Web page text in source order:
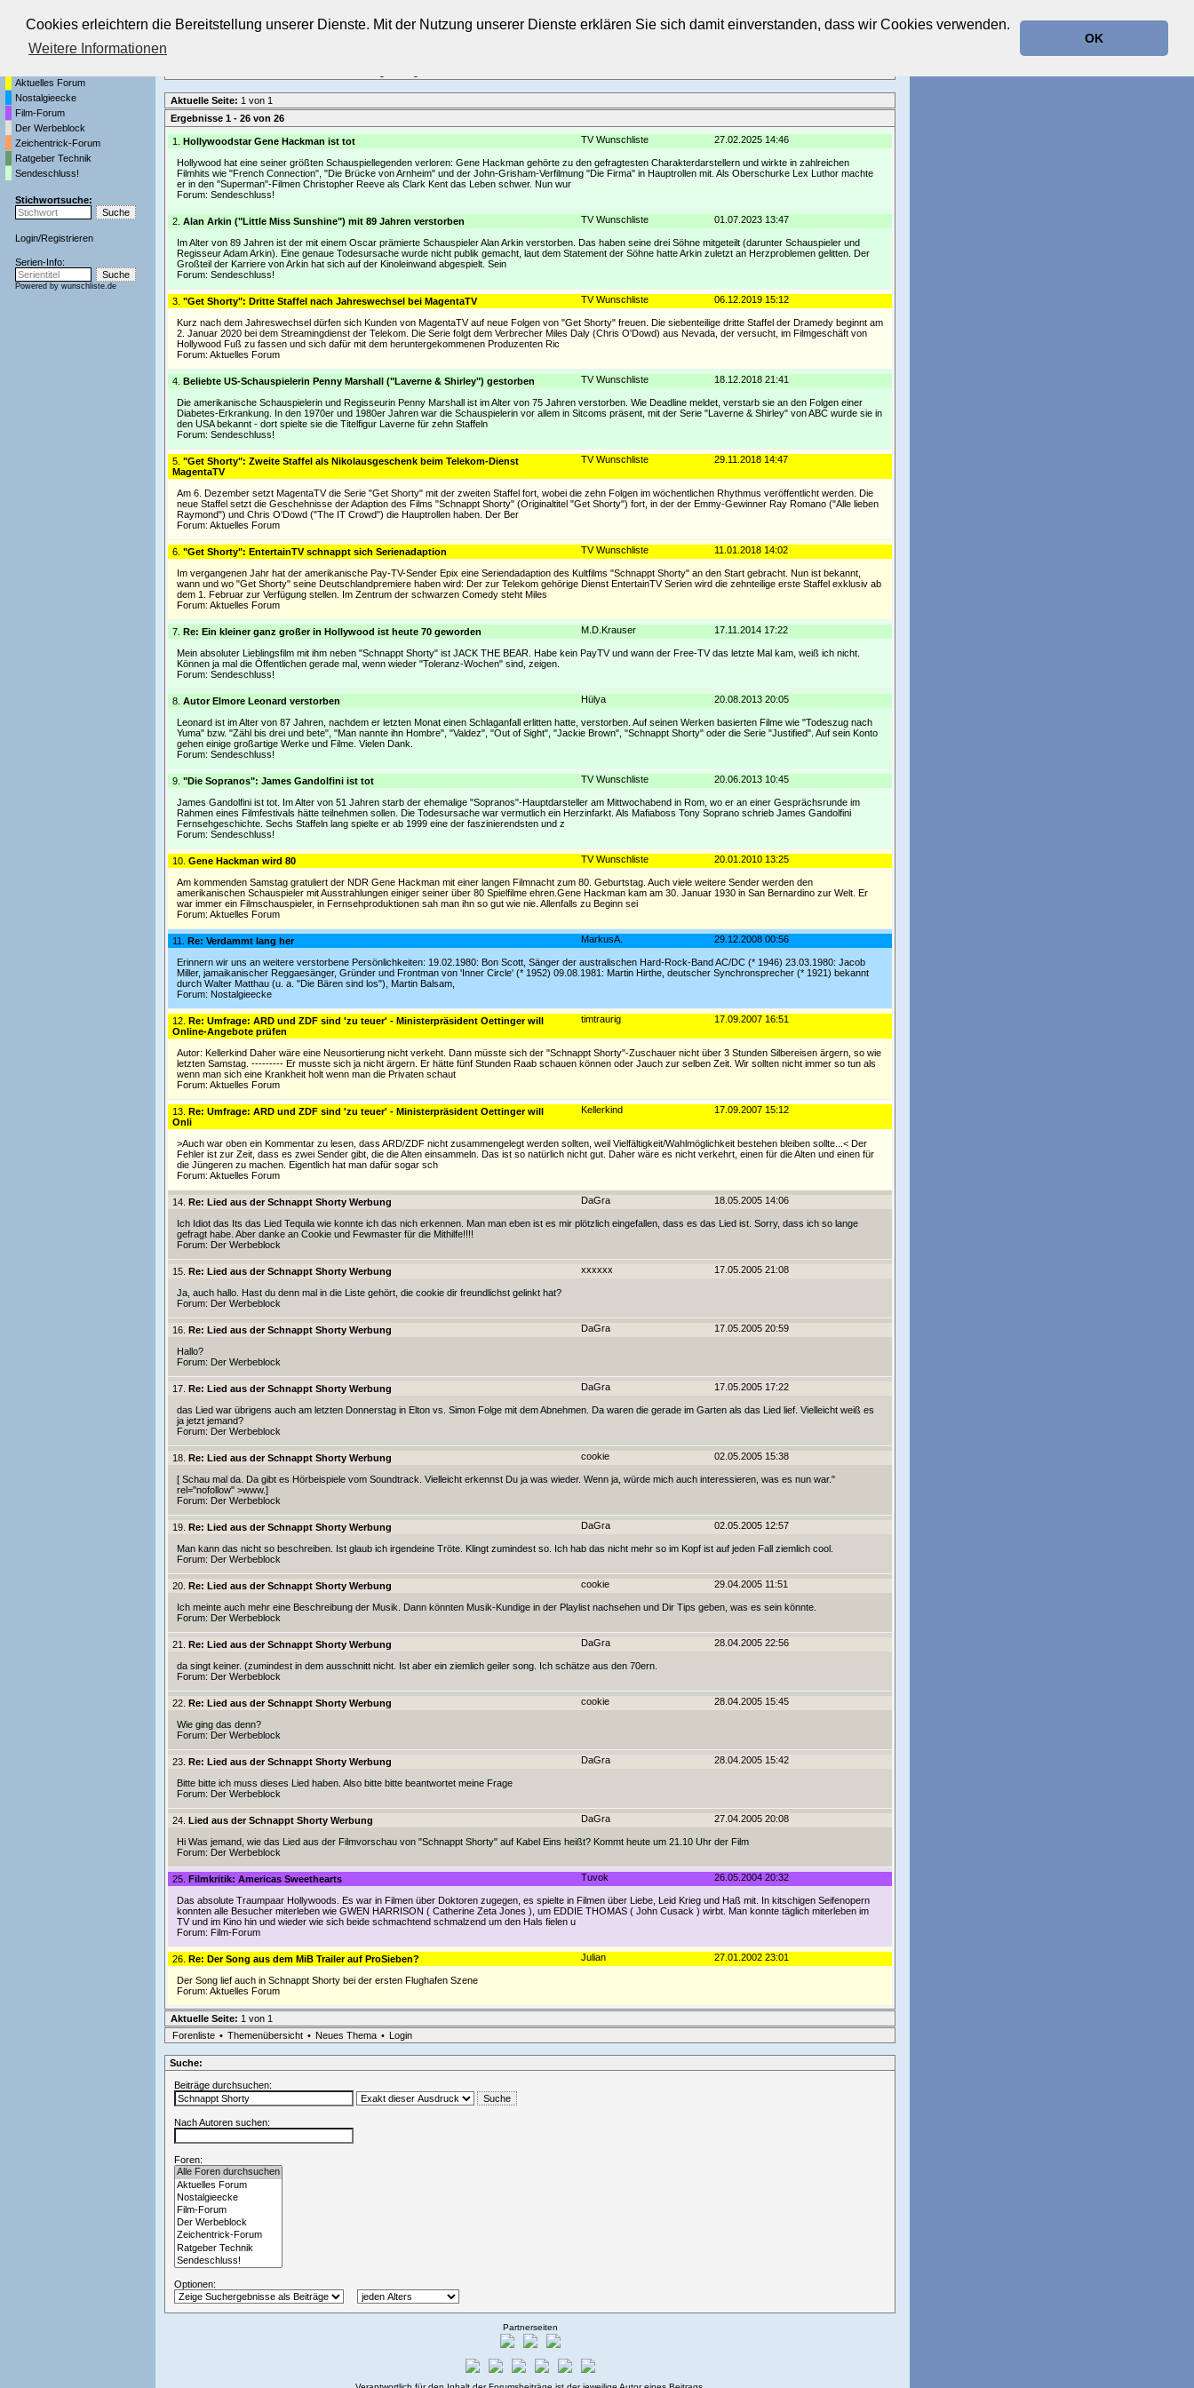
Cookies erleichtern die Bereitstellung unserer Dienste. Mit der Nutzung unserer Dienste erklären Sie sich damit einverstanden, dass wir Cookies verwenden.
Weitere Informationen
OK
Die Fernseh-Diskussionsforen von
Aktuelles Forum
Nostalgieecke
Film-Forum
Der Werbeblock
Zeichentrick-Forum
Ratgeber Technik
Sendeschluss!
Stichwortsuche:
Login/Registrieren
Serien-Info:
Powered by wunschliste.de
Aktuelle Seite: 1 von 1
Ergebnisse 1 - 26 von 26
27.02.2025 14:46
TV Wunschliste
1. Hollywoodstar Gene Hackman ist tot
Hollywood hat eine seiner größten Schauspiellegenden verloren: Gene Hackman gehörte zu den gefragtesten Charakterdarstellern und wirkte in zahlreichen
Filmhits wie "French Connection", "Die Brücke von Arnheim" und der John-Grisham-Verfilmung "Die Firma" in Hauptrollen mit. Als Oberschurke Lex Luthor machte
er in den "Superman"-Filmen Christopher Reeve als Clark Kent das Leben schwer. Nun wur
Forum: Sendeschluss!
01.07.2023 13:47
TV Wunschliste
2. Alan Arkin ("Little Miss Sunshine") mit 89 Jahren verstorben
Im Alter von 89 Jahren ist der mit einem Oscar prämierte Schauspieler Alan Arkin verstorben. Das haben seine drei Söhne mitgeteilt (darunter Schauspieler und
Regisseur Adam Arkin). Eine genaue Todesursache wurde nicht publik gemacht, laut dem Statement der Söhne hatte Arkin zuletzt an Herzproblemen gelitten. Der
Großteil der Karriere von Arkin hat sich auf der Kinoleinwand abgespielt. Sein
Forum: Sendeschluss!
06.12.2019 15:12
TV Wunschliste
3. "Get Shorty": Dritte Staffel nach Jahreswechsel bei MagentaTV
Kurz nach dem Jahreswechsel dürfen sich Kunden von MagentaTV auf neue Folgen von "Get Shorty" freuen. Die siebenteilige dritte Staffel der Dramedy beginnt am
2. Januar 2020 bei dem Streamingdienst der Telekom. Die Serie folgt dem Verbrecher Miles Daly (Chris O'Dowd) aus Nevada, der versucht, im Filmgeschäft von
Hollywood Fuß zu fassen und sich dafür mit dem heruntergekommenen Produzenten Ric
Forum: Aktuelles Forum
18.12.2018 21:41
TV Wunschliste
4. Beliebte US-Schauspielerin Penny Marshall ("Laverne & Shirley") gestorben
Die amerikanische Schauspielerin und Regisseurin Penny Marshall ist im Alter von 75 Jahren verstorben. Wie Deadline meldet, verstarb sie an den Folgen einer
Diabetes-Erkrankung. In den 1970er und 1980er Jahren war die Schauspielerin vor allem in Sitcoms präsent, mit der Serie "Laverne & Shirley" von ABC wurde sie in
den USA bekannt - dort spielte sie die Titelfigur Laverne für zehn Staffeln
Forum: Sendeschluss!
29.11.2018 14:47
TV Wunschliste
5. "Get Shorty": Zweite Staffel als Nikolausgeschenk beim Telekom-Dienst
MagentaTV
Am 6. Dezember setzt MagentaTV die Serie "Get Shorty" mit der zweiten Staffel fort, wobei die zehn Folgen im wöchentlichen Rhythmus veröffentlicht werden. Die
neue Staffel setzt die Geschehnisse der Adaption des Films "Schnappt Shorty" (Originaltitel "Get Shorty") fort, in der der Emmy-Gewinner Ray Romano ("Alle lieben
Raymond") und Chris O'Dowd ("The IT Crowd") die Hauptrollen haben. Der Ber
Forum: Aktuelles Forum
11.01.2018 14:02
TV Wunschliste
6. "Get Shorty": EntertainTV schnappt sich Serienadaption
Im vergangenen Jahr hat der amerikanische Pay-TV-Sender Epix eine Seriendadaption des Kultfilms "Schnappt Shorty" an den Start gebracht. Nun ist bekannt,
wann und wo "Get Shorty" seine Deutschlandpremiere haben wird: Der zur Telekom gehörige Dienst EntertainTV Serien wird die zehnteilige erste Staffel exklusiv ab
dem 1. Februar zur Verfügung stellen. Im Zentrum der schwarzen Comedy steht Miles
Forum: Aktuelles Forum
17.11.2014 17:22
M.D.Krauser
7. Re: Ein kleiner ganz großer in Hollywood ist heute 70 geworden
Mein absoluter Lieblingsfilm mit ihm neben "Schnappt Shorty" ist JACK THE BEAR. Habe kein PayTV und wann der Free-TV das letzte Mal kam, weiß ich nicht.
Können ja mal die Öffentlichen gerade mal, wenn wieder "Toleranz-Wochen" sind, zeigen.
Forum: Sendeschluss!
20.08.2013 20:05
Hülya
8. Autor Elmore Leonard verstorben
Leonard ist im Alter von 87 Jahren, nachdem er letzten Monat einen Schlaganfall erlitten hatte, verstorben. Auf seinen Werken basierten Filme wie "Todeszug nach
Yuma" bzw. "Zähl bis drei und bete", "Man nannte ihn Hombre", "Valdez", "Out of Sight", "Jackie Brown", "Schnappt Shorty" oder die Serie "Justified". Auf sein Konto
gehen einige großartige Werke und Filme. Vielen Dank.
Forum: Sendeschluss!
20.06.2013 10:45
TV Wunschliste
9. "Die Sopranos": James Gandolfini ist tot
James Gandolfini ist tot. Im Alter von 51 Jahren starb der ehemalige "Sopranos"-Hauptdarsteller am Mittwochabend in Rom, wo er an einer Gesprächsrunde im
Rahmen eines Filmfestivals hätte teilnehmen sollen. Die Todesursache war vermutlich ein Herzinfarkt. Als Mafiaboss Tony Soprano schrieb James Gandolfini
Fernsehgeschichte. Sechs Staffeln lang spielte er ab 1999 eine der faszinierendsten und z
Forum: Sendeschluss!
20.01.2010 13:25
TV Wunschliste
10. Gene Hackman wird 80
Am kommenden Samstag gratuliert der NDR Gene Hackman mit einer langen Filmnacht zum 80. Geburtstag. Auch viele weitere Sender werden den
amerikanischen Schauspieler mit Ausstrahlungen einiger seiner über 80 Spielfilme ehren.Gene Hackman kam am 30. Januar 1930 in San Bernardino zur Welt. Er
war immer ein Filmschauspieler, in Fernsehproduktionen sah man ihn so gut wie nie. Allenfalls zu Beginn sei
Forum: Aktuelles Forum
29.12.2008 00:56
MarkusA.
11. Re: Verdammt lang her
Erinnern wir uns an weitere verstorbene Persönlichkeiten: 19.02.1980: Bon Scott, Sänger der australischen Hard-Rock-Band AC/DC (* 1946) 23.03.1980: Jacob
Miller, jamaikanischer Reggaesänger, Gründer und Frontman von 'Inner Circle' (* 1952) 09.08.1981: Martin Hirthe, deutscher Synchronsprecher (* 1921) bekannt
durch Walter Matthau (u. a. "Die Bären sind los"), Martin Balsam,
Forum: Nostalgieecke
17.09.2007 16:51
timtraurig
12. Re: Umfrage: ARD und ZDF sind 'zu teuer' - Ministerpräsident Oettinger will
Online-Angebote prüfen
Autor: Kellerkind Daher wäre eine Neusortierung nicht verkeht. Dann müsste sich der "Schnappt Shorty"-Zuschauer nicht über 3 Stunden Silbereisen ärgern, so wie
letzten Samstag. --------- Er musste sich ja nicht ärgern. Er hätte fünf Stunden Raab schauen können oder Jauch zur selben Zeit. Wir sollten nicht immer so tun als
wenn man sich eine Krankheit holt wenn man die Privaten schaut
Forum: Aktuelles Forum
17.09.2007 15:12
Kellerkind
13. Re: Umfrage: ARD und ZDF sind 'zu teuer' - Ministerpräsident Oettinger will
Onli
>Auch war oben ein Kommentar zu lesen, dass ARD/ZDF nicht zusammengelegt werden sollten, weil Vielfältigkeit/Wahlmöglichkeit bestehen bleiben sollte...< Der
Fehler ist zur Zeit, dass es zwei Sender gibt, die die Alten einsammeln. Das ist so natürlich nicht gut. Daher wäre es nicht verkehrt, einen für die Alten und einen für
die Jüngeren zu machen. Eigentlich hat man dafür sogar sch
Forum: Aktuelles Forum
18.05.2005 14:06
DaGra
14. Re: Lied aus der Schnappt Shorty Werbung
Ich Idiot das Its das Lied Tequila wie konnte ich das nich erkennen. Man man eben ist es mir plötzlich eingefallen, dass es das Lied ist. Sorry, dass ich so lange
gefragt habe. Aber danke an Cookie und Fewmaster für die Mithilfe!!!!
Forum: Der Werbeblock
17.05.2005 21:08
xxxxxx
15. Re: Lied aus der Schnappt Shorty Werbung
Ja, auch hallo. Hast du denn mal in die Liste gehört, die cookie dir freundlichst gelinkt hat?
Forum: Der Werbeblock
17.05.2005 20:59
DaGra
16. Re: Lied aus der Schnappt Shorty Werbung
Hallo?
Forum: Der Werbeblock
17.05.2005 17:22
DaGra
17. Re: Lied aus der Schnappt Shorty Werbung
das Lied war übrigens auch am letzten Donnerstag in Elton vs. Simon Folge mit dem Abnehmen. Da waren die gerade im Garten als das Lied lief. Vielleicht weiß es
ja jetzt jemand?
Forum: Der Werbeblock
02.05.2005 15:38
cookie
18. Re: Lied aus der Schnappt Shorty Werbung
[ Schau mal da. Da gibt es Hörbeispiele vom Soundtrack. Vielleicht erkennst Du ja was wieder. Wenn ja, würde mich auch interessieren, was es nun war."
rel="nofollow" >www.]
Forum: Der Werbeblock
02.05.2005 12:57
DaGra
19. Re: Lied aus der Schnappt Shorty Werbung
Man kann das nicht so beschreiben. Ist glaub ich irgendeine Tröte. Klingt zumindest so. Ich hab das nicht mehr so im Kopf ist auf jeden Fall ziemlich cool.
Forum: Der Werbeblock
29.04.2005 11:51
cookie
20. Re: Lied aus der Schnappt Shorty Werbung
Ich meinte auch mehr eine Beschreibung der Musik. Dann könnten Musik-Kundige in der Playlist nachsehen und Dir Tips geben, was es sein könnte.
Forum: Der Werbeblock
28.04.2005 22:56
DaGra
21. Re: Lied aus der Schnappt Shorty Werbung
da singt keiner. (zumindest in dem ausschnitt nicht. Ist aber ein ziemlich geiler song. Ich schätze aus den 70ern.
Forum: Der Werbeblock
28.04.2005 15:45
cookie
22. Re: Lied aus der Schnappt Shorty Werbung
Wie ging das denn?
Forum: Der Werbeblock
28.04.2005 15:42
DaGra
23. Re: Lied aus der Schnappt Shorty Werbung
Bitte bitte ich muss dieses Lied haben. Also bitte bitte beantwortet meine Frage
Forum: Der Werbeblock
27.04.2005 20:08
DaGra
24. Lied aus der Schnappt Shorty Werbung
Hi Was jemand, wie das Lied aus der Filmvorschau von "Schnappt Shorty" auf Kabel Eins heißt? Kommt heute um 21.10 Uhr der Film
Forum: Der Werbeblock
26.05.2004 20:32
Tuvok
25. Filmkritik: Americas Sweethearts
Das absolute Traumpaar Hollywoods. Es war in Filmen über Doktoren zugegen, es spielte in Filmen über Liebe, Leid Krieg und Haß mit. In kitschigen Seifenopern
konnten alle Besucher miterleben wie GWEN HARRISON ( Catherine Zeta Jones ), um EDDIE THOMAS ( John Cusack ) wirbt. Man konnte täglich miterleben im
TV und im Kino hin und wieder wie sich beide schmachtend schmalzend um den Hals fielen u
Forum: Film-Forum
27.01.2002 23:01
Julian
26. Re: Der Song aus dem MiB Trailer auf ProSieben?
Der Song lief auch in Schnappt Shorty bei der ersten Flughafen Szene
Forum: Aktuelles Forum
Aktuelle Seite: 1 von 1
Forenliste • Themenübersicht • Neues Thema • Login
Suche:
Beiträge durchsuchen:
Nach Autoren suchen:
Foren:
Optionen:
Partnerseiten